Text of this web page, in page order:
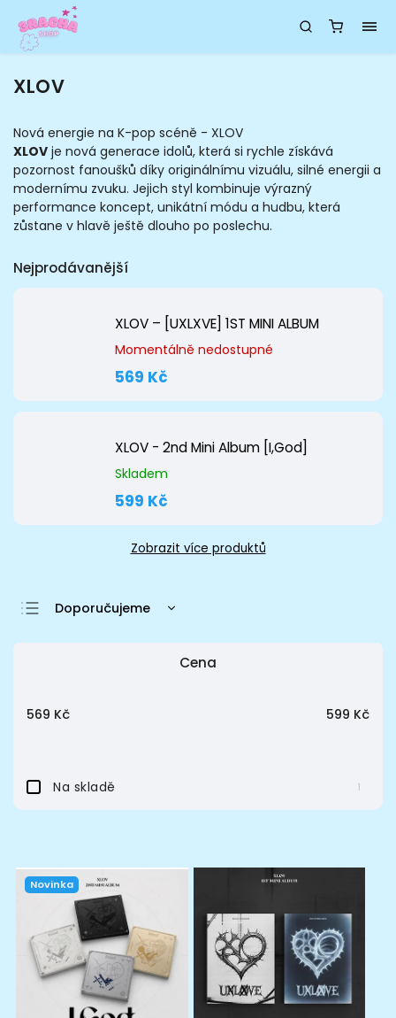
XLOV
Nová energie na K-pop scéně - XLOV
XLOV je nová generace idolů, která si rychle získává
pozornost fanoušků díky originálnímu vizuálu, silné energii a
modernímu zvuku. Jejich styl kombinuje výrazný
performance koncept, unikátní módu a hudbu, která
zůstane v hlavě ještě dlouho po poslechu.
Nejprodávanější
XLOV – [UXLXVE] 1ST MINI ALBUM
Momentálně nedostupné
569 Kč
XLOV - 2nd Mini Album [I,God]
Skladem
599 Kč
Zobrazit více produktů
Doporučujeme
Abecedně
Cena
569 Kč 599 Kč
Na skladě 1
Novinka